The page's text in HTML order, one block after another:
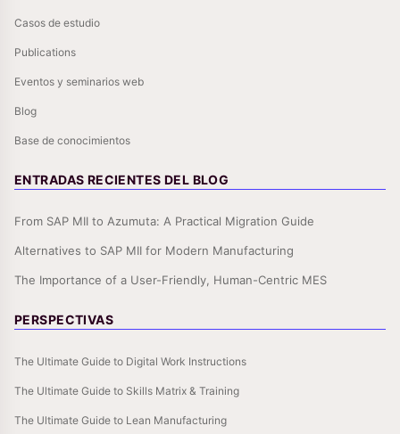
Casos de estudio
Publications
Eventos y seminarios web
Blog
Base de conocimientos
ENTRADAS RECIENTES DEL BLOG
From SAP MII to Azumuta: A Practical Migration Guide
Alternatives to SAP MII for Modern Manufacturing
The Importance of a User-Friendly, Human-Centric MES
PERSPECTIVAS
The Ultimate Guide to Digital Work Instructions
The Ultimate Guide to Skills Matrix & Training
The Ultimate Guide to Lean Manufacturing